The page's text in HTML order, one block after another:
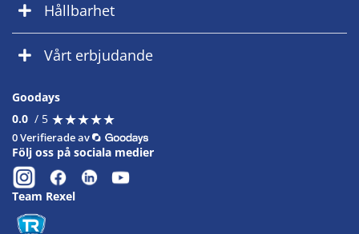
Hållbarhet
Vårt erbjudande
Goodays
0.0 / 5 ★★★★★
★★★★★
0 Verifierade av
Följ oss på sociala medier
Team Rexel